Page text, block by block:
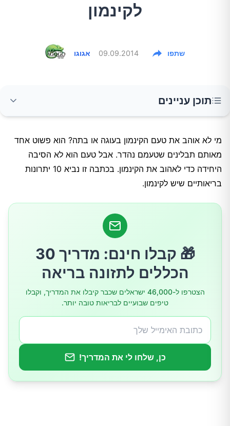
לקינמון
אגוגו 09.09.2014 שתפו
תוכן עניינים
1.הקינמון מווסת את לחץ הדם.
2.הקינמון מפחית את רמת ה-LDL כולסטרול.
7.הקינמון עשיר ברכיבים מזינים.
8.הקינמון מפחית כאבי מחזור.
9.הקינמון מסייע בפוריות.
מי לא אוהב את טעם הקינמון בעוגה או בתה? הוא פשוט אחד
מאותם תבלינים שטעמם נהדר. אבל טעם הוא לא הסיבה
היחידה כדי לאהוב את הקינמון. בכתבה זו נביא 10 יתרונות
בריאותיים שיש לקינמון.
🎁 קבלו חינם: מדריך 30
הכללים לתזונה בריאה
הצטרפו ל-46,000 ישראלים שכבר קיבלו את המדריך, וקבלו
טיפים שבועיים לבריאות טובה יותר.
כן, שלחו לי את המדריך!